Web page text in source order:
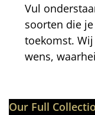
Vul
soorten die
toekomst.
wens,
Our Full